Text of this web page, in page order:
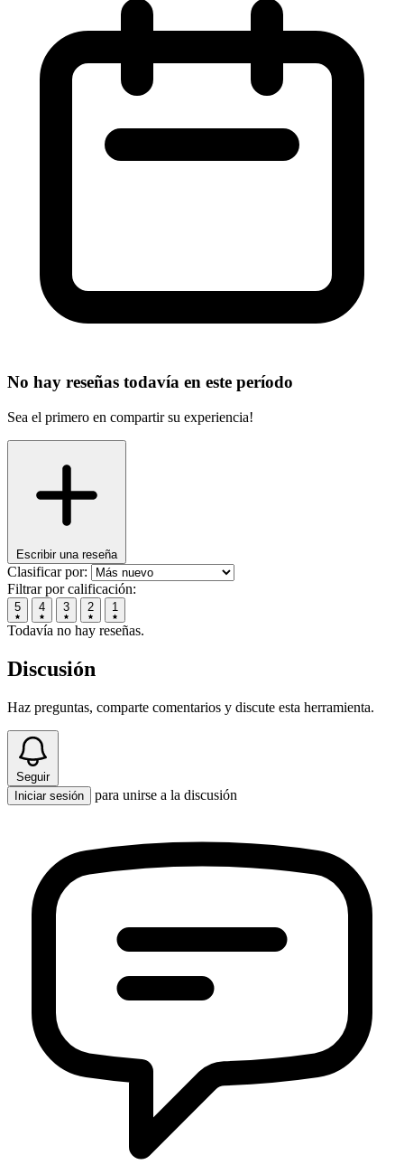
No hay reseñas todavía en este período
Sea el primero en compartir su experiencia!
Escribir una reseña
Clasificar por:
Filtrar por calificación:
5 4 3 2 1
Todavía no hay reseñas.
Discusión
Haz preguntas, comparte comentarios y discute esta herramienta.
Seguir
Iniciar sesión
para unirse a la discusión